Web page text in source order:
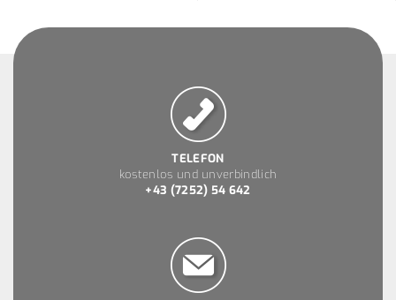
TELEFON
kostenlos und unverbindlich
+43 (7252) 54 642